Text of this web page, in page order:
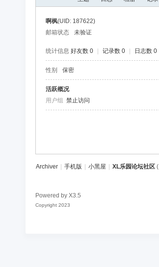
啊枫(UID: 187622)
邮箱状态
未验证
统计信息 好友数 0 记录数 0 日志数 0
性别 保密
活跃概况
用户组 禁止访问
Archiver 手机版 小黑屋 XL乐园论坛社区 (
Powered by X3.5
Copyright 2023